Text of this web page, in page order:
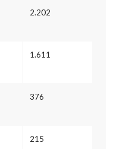
2.202
1.611
376
215